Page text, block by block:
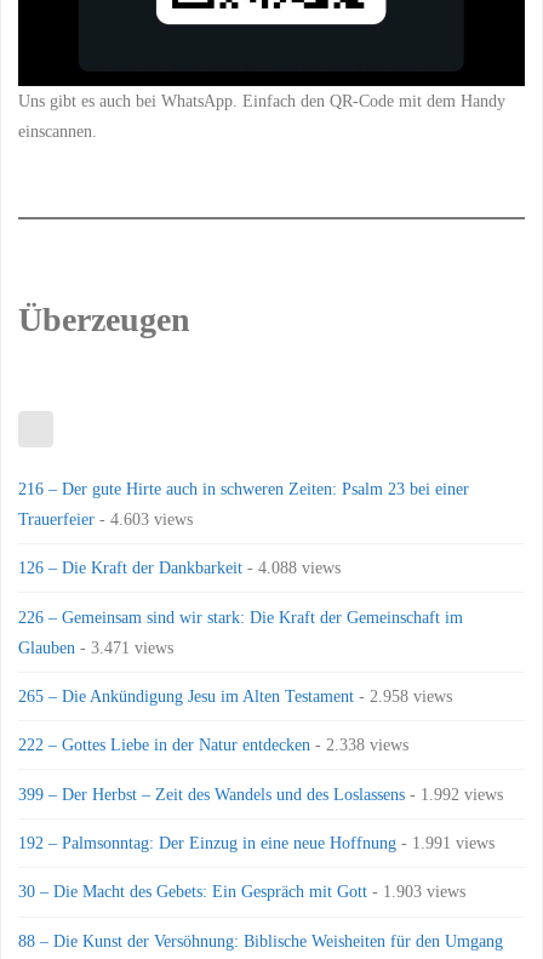
Uns gibt es auch bei WhatsApp. Einfach den QR-Code mit dem Handy
einscannen.
Überzeugen
216 – Der gute Hirte auch in schweren Zeiten: Psalm 23 bei einer
Trauerfeier - 4.603 views
126 – Die Kraft der Dankbarkeit - 4.088 views
226 – Gemeinsam sind wir stark: Die Kraft der Gemeinschaft im
Glauben - 3.471 views
265 – Die Ankündigung Jesu im Alten Testament - 2.958 views
222 – Gottes Liebe in der Natur entdecken - 2.338 views
399 – Der Herbst – Zeit des Wandels und des Loslassens - 1.992 views
192 – Palmsonntag: Der Einzug in eine neue Hoffnung - 1.991 views
30 – Die Macht des Gebets: Ein Gespräch mit Gott - 1.903 views
88 – Die Kunst der Versöhnung: Biblische Weisheiten für den Umgang